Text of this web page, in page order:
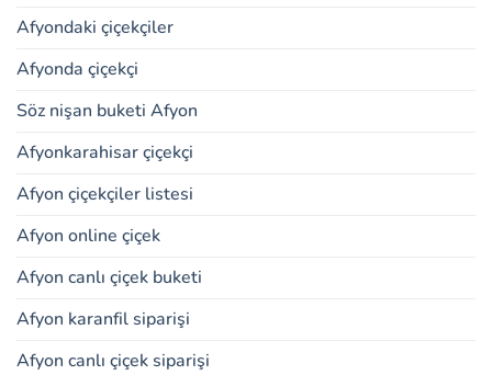
Afyondaki çiçekçiler
Afyonda çiçekçi
Söz nişan buketi Afyon
Afyonkarahisar çiçekçi
Afyon çiçekçiler listesi
Afyon online çiçek
Afyon canlı çiçek buketi
Afyon karanfil siparişi
Afyon canlı çiçek siparişi